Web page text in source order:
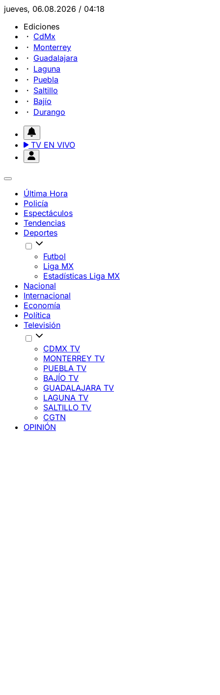
jueves, 06.08.2026 / 04:18
Ediciones
CdMx
Monterrey
Guadalajara
Laguna
Puebla
Saltillo
Bajío
Durango
TV EN VIVO
Última Hora
Policía
Espectáculos
Tendencias
Deportes
Futbol
Liga MX
Estadísticas Liga MX
Nacional
Internacional
Economía
Política
Televisión
CDMX TV
MONTERREY TV
PUEBLA TV
BAJÍO TV
GUADALAJARA TV
LAGUNA TV
SALTILLO TV
CGTN
OPINIÓN